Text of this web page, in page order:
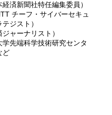
済新聞社特任編集委員）
チーフ・サイバーセキュ
ジスト）
ャーナリスト）
先端科学技術研究センタ
ど